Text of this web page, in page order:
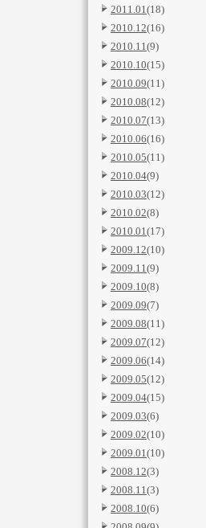
2011.01(18)
2010.12(16)
2010.11(9)
2010.10(15)
2010.09(11)
2010.08(12)
2010.07(13)
2010.06(16)
2010.05(11)
2010.04(9)
2010.03(12)
2010.02(8)
2010.01(17)
2009.12(10)
2009.11(9)
2009.10(8)
2009.09(7)
2009.08(11)
2009.07(12)
2009.06(14)
2009.05(12)
2009.04(15)
2009.03(6)
2009.02(10)
2009.01(10)
2008.12(3)
2008.11(3)
2008.10(6)